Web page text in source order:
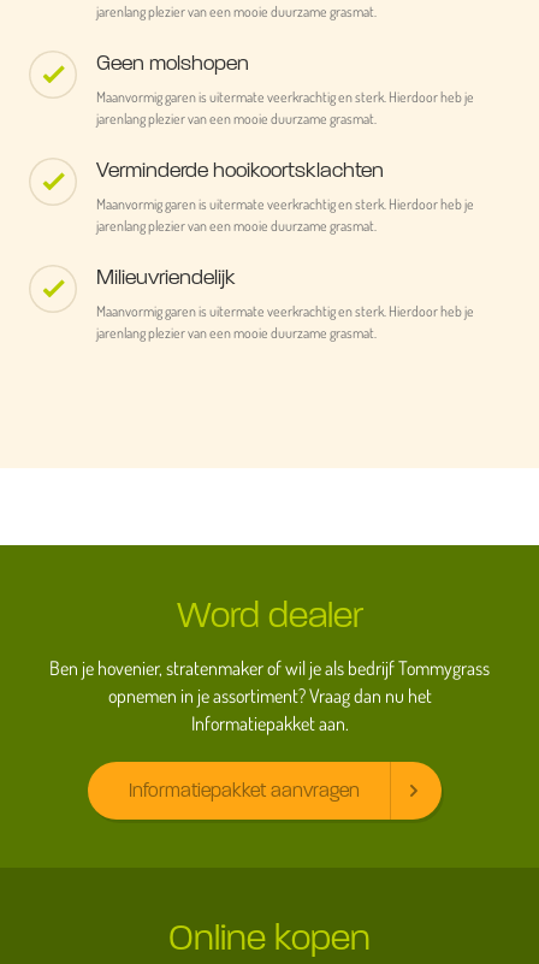
jarenlang plezier van een mooie duurzame grasmat.
Geen molshopen
Maanvormig garen is uitermate veerkrachtig en sterk. Hierdoor heb je
jarenlang plezier van een mooie duurzame grasmat.
Verminderde hooikoortsklachten
Maanvormig garen is uitermate veerkrachtig en sterk. Hierdoor heb je
jarenlang plezier van een mooie duurzame grasmat.
Milieuvriendelijk
Maanvormig garen is uitermate veerkrachtig en sterk. Hierdoor heb je
jarenlang plezier van een mooie duurzame grasmat.
Word dealer
Ben je hovenier, stratenmaker of wil je als bedrijf Tommygrass
opnemen in je assortiment? Vraag dan nu het
Informatiepakket aan.
Informatiepakket aanvragen
Online kopen